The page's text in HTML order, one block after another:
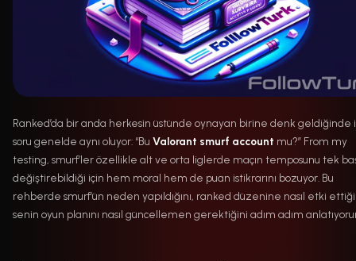
Ranked’da bir anda herkesin üstünde oynayan birine denk geldiğinde
soru genelde aynı oluyor: “Bu Valorant smurf account mu?” From my
testing, smurf’ler özellikle alt ve orta liglerde maçın temposunu tek
değiştirebildiği için hem moral hem de puan istikrarını bozuyor. Bu
rehberde smurf’ün neden yapıldığını, ranked düzenine nasıl etki
senin oyun planını nasıl güncellemen gerektiğini adım adım